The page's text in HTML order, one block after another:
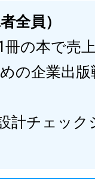
全員）
冊の本で売
の企業出
計チェック